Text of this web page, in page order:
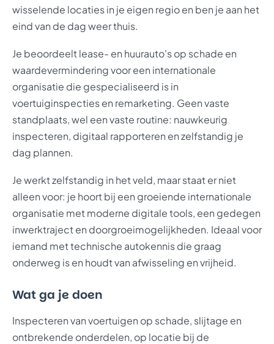
wisselende locaties in je eigen regio en ben je aan het
eind van de dag weer thuis.
Je beoordeelt lease- en huurauto's op schade en
waardevermindering voor een internationale
organisatie die gespecialiseerd is in
voertuiginspecties en remarketing. Geen vaste
standplaats, wel een vaste routine: nauwkeurig
inspecteren, digitaal rapporteren en zelfstandig je
dag plannen.
Je werkt zelfstandig in het veld, maar staat er niet
alleen voor: je hoort bij een groeiende internationale
organisatie met moderne digitale tools, een gedegen
inwerktraject en doorgroeimogelijkheden. Ideaal voor
iemand met technische autokennis die graag
onderweg is en houdt van afwisseling en vrijheid.
Wat ga je doen
Inspecteren van voertuigen op schade, slijtage en
ontbrekende onderdelen, op locatie bij de